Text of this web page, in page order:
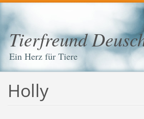
Tierfreund
Ein Herz für Tiere
Holly